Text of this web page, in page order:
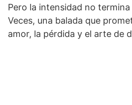
Pero la intensidad no
Veces, una balada que
amor, la pérdida y el arte de